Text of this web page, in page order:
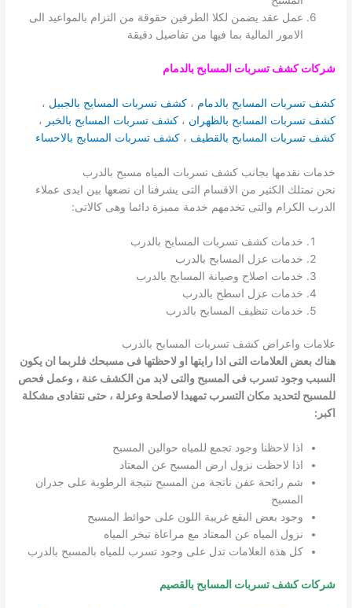
عمل عقد يضمن لكلا الطرفين حقوقة من التزام بالمواعيد الى
الامور المالية بما فيها من تفاصيل دقيقة
شركات كشف تسربات المسابح بالدمام
كشف تسربات المسابح بالدمام ،كشف تسربات المسابح بالجبيل ،
كشف تسربات المسابح بالظهران ، كشف تسربات المسابح بالخبر ،
كشف تسربات المسابح بالقطيف ،كشف تسربات المسابج بالاحساء
خدمات نقدمها بجانب كشف تسربات المياه مسبح بالدرب
نحن نمتلك الكثير من الاقسام التى يشرفنا ان نضعها بين ايدى عملاء
الدرب الكرام والتى تخدمهم خدمة مميزة دائما وهى كالاتى:
خدمات كشف تسربات المسابح بالدرب
خدمات عزل المسابح بالدرب
خدمات اصلاح وصيانة المسابح بالدرب
خدمات عزل اسطح بالدرب
خدمات تنظيف المسابح بالدرب
علامات واعراض كشف تسربات المسابح بالدرب
هناك بعض العلامات التى اذا رايتها او لاحظتها فى مسبحك فلربما ان يكون
السبب وجود تسرب فى المسبح والتى لابد من الكشف عنة ، وعمل فحص
للمسبح لتحديد مكان التسرب تمهيدا لاصلحة وعزلة ، حتى نتفادى مشكلة
اكبر:
اذا لاحظنا وجود تجمع للمياه حوالين المسبح
اذا لاحظت نزول ارض المسبح عن المعتاد
شم رائحة عفن ناتجة من المسبح نتيجة الرطوبة على جدران
المسبح
وجود بعض البقع غريبة اللون على حوائط المسبح
نزول المياه عن المعتاد مع مراعاة تبخر المياه
كل هذة العلامات تدل على وجود تسرب للمياه بالمسبح بالدرب
شركات كشف تسربات المسابح بالقصيم